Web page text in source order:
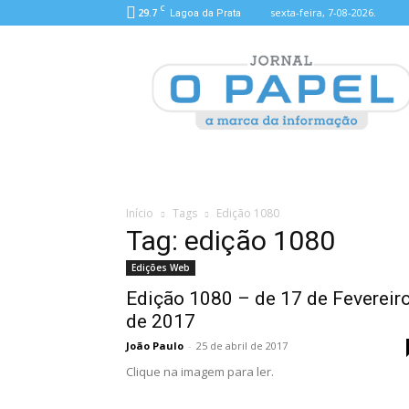
29.7 C Lagoa da Prata sexta-feira, 7-08-2026.
O
Papel
Início Tags Edição 1080
Tag: edição 1080
Edições Web
Edição 1080 – de 17 de
de 2017
João Paulo - 25 de abril de 2017
Clique na imagem para ler.